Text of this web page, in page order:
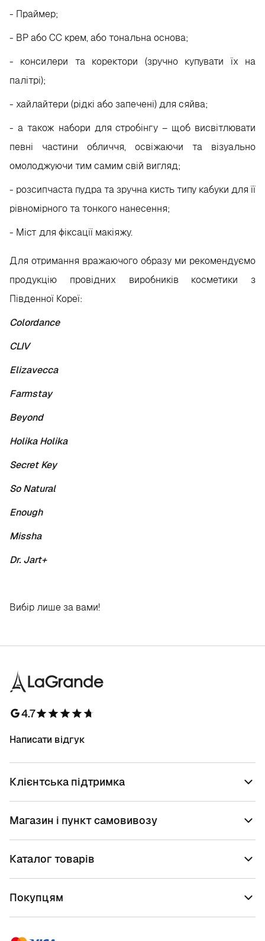
- Праймер;
- ВР або СС крем, або тональна основа;
- консилери та коректори (зручно купувати їх на
палітрі);
- хайлайтери (рідкі або запечені) для сяйва;
- а також набори для стробінгу – щоб висвітлювати
певні частини обличчя, освіжаючи та візуально
омолоджуючи тим самим свій вигляд;
- розсипчаста пудра та зручна кисть типу кабуки для її
рівномірного та тонкого нанесення;
- Міст для фіксації макіяжу.
Для отримання вражаючого образу ми рекомендуємо
продукцію провідних виробників косметики з
Південної Кореї:
Colordance
CLIV
Elizavecca
Farmstay
Beyond
Holika Holika
Secret Key
So Natural
Enough
Missha
Dr. Jart+
Вибір лише за вами!
4.7
Написати відгук
Клієнтська підтримка
Магазин і пункт самовивозу
Каталог товарів
Покупцям